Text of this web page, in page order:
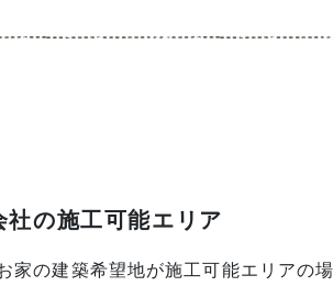
社の施工可能エリア
家の建築希望地が施工可能エリアの